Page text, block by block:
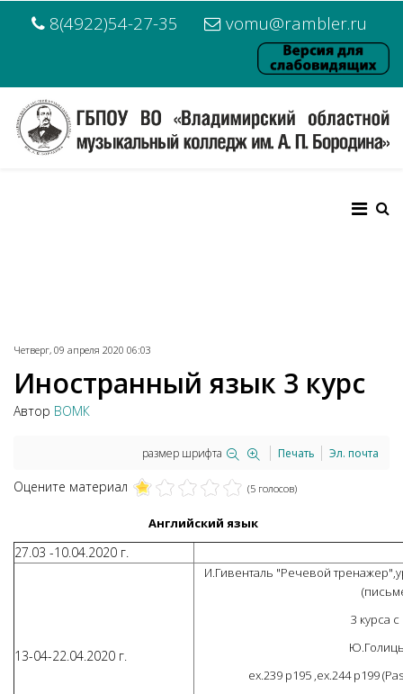
8(4922)54-27-35 vomu@rambler.ru
Четверг, 09 апреля 2020 06:03
Иностранный язык 3 курс
Автор ВОМК
размер шрифта Печать Эл. почта
Оцените материал (5 голосов)
Английский язык
27.03 -10.04.2020 г.
13-04-22.04.2020 г.
И.Гивенталь "Речевой
3 курса
ex.239 p195 ,ex.244 p199